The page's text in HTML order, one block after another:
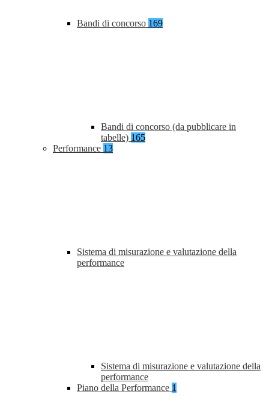
Bandi di concorso 169
Bandi di concorso (da pubblicare in
tabelle) 165
Performance 13
Sistema di misurazione e valutazione della
performance
Sistema di misurazione e valutazione della
performance
Piano della Performance 1